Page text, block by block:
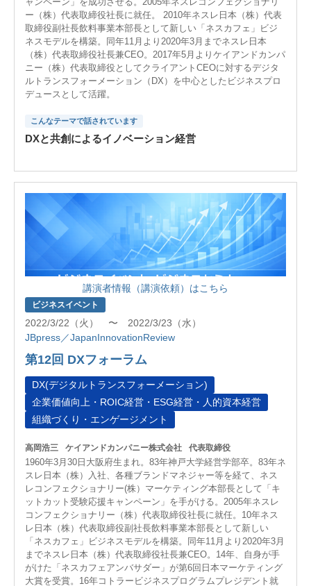
ー（株）代表取締役社長に就任。 2010年ネスレ日本（株）代表
取締役副社長飲料事業本部長として新しい「ネスカフェ」ビジ
ネスモデルを構築。同年11月より2020年3月までネスレ日本
（株）代表取締役社長兼CEO。2017年5月よりケイアンドカンパ
ニー（株）代表取締役としてクライアントCEOに対するデジタ
ルトランスフォーメーション（DX）を中心としたビジネスプロ
デュースとして活躍。
こんなテーマで話されています
DXと共創によるイノベーション経営
講演者情報（講演依頼）はこちら
ビジネスイベント
2022/3/22（火） 〜 2022/3/23（水）
JBpress／JapanInnovationReview
第12回 DXフォーラム
DX(デジタルトランスフォーメーション)
企業価値向上・ROIC経営・ESG経営・人的資本経営
組織づくり・エンゲージメント
高岡浩三 ケイアンドカンパニー株式会社 代表取締役
1960年3月30日大阪府生まれ。83年神戸大学経営学部卒。83年ネ
スレ日本（株）入社、各種ブランドマネジャー等を経て、ネス
レコンフェクショナリー(株）マーケティング本部長として「キ
ットカット受験応援キャンペーン」を手がける。2005年ネスレ
コンフェクショナリー（株）代表取締役社長に就任。10年ネス
レ日本（株）代表取締役副社長飲料事業本部長として新しい
「ネスカフェ」ビジネスモデルを構築。同年11月より2020年3月
までネスレ日本（株）代表取締役社長兼CEO。14年、自身が手
がけた「ネスカフェアンバサダー」が第6回日本マーケティング
大賞を受賞。16年コトラービジネスプログラムプレジデント就